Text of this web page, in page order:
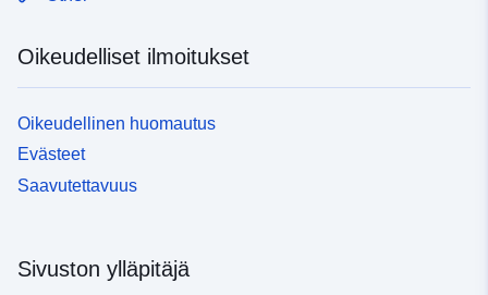
Oikeudelliset ilmoitukset
Oikeudellinen huomautus
Evästeet
Saavutettavuus
Sivuston ylläpitäjä